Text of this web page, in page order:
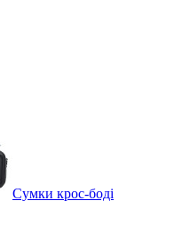
Сумки крос-боді